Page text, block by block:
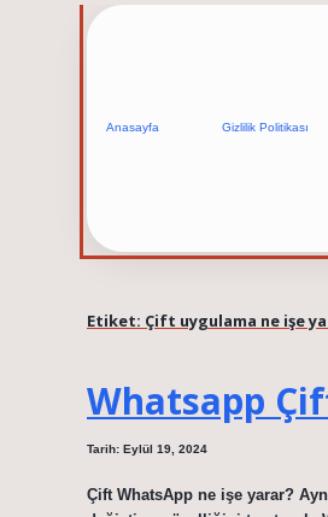
Anasayfa Gizlilik Politikası
Etiket: Çift uygulama ne işe
Whatsapp
Tarih: Eylül 19, 2024
Çift WhatsApp ne işe yarar?